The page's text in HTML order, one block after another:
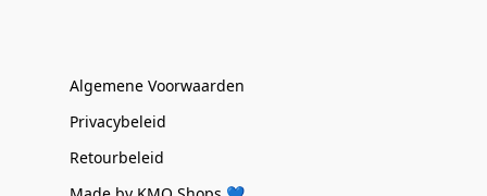
Algemene Voorwaarden
Privacybeleid
Retourbeleid